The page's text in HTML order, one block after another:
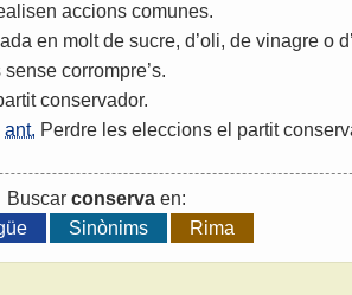
accions comunes.
en molt de sucre, d’oli, de vinagre o d’
sense corrompre’s.
conservador.
ant. Perdre les eleccions el partit
Buscar conservaen:
Sinònims Rima